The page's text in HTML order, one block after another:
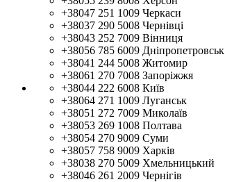
+38047 251 1009 Черкаси
+38037 290 5008 Чернівці
+38043 252 7009 Вінниця
+38056 785 6009 Дніпропетровськ
+38041 244 5008 Житомир
+38061 270 7008 Запоріжжя
+38044 222 6008 Київ
+38064 271 1009 Луганськ
+38051 272 7009 Миколаїв
+38053 269 1008 Полтава
+38054 270 9009 Суми
+38057 758 9009 Харків
+38038 270 5009 Хмельницький
+38046 261 2009 Чернігів